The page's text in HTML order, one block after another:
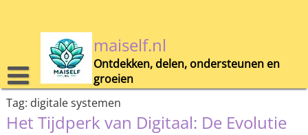
maiself.nl
Ontdekken, delen, ondersteunen en
groeien
Tag: digitale systemen
Het Tijdperk van Digitaal: De Evolutie